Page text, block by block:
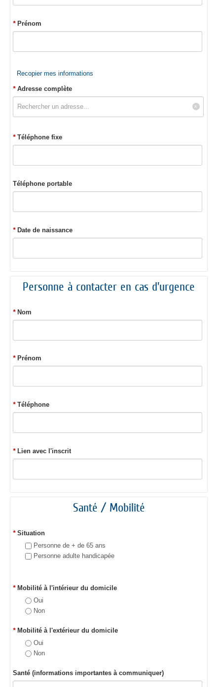
*Prénom
Recopier mes informations
*Adresse complète
*Téléphone fixe
Téléphone portable
*Date de naissance
Personne à contacter en cas d'urgence
*Nom
*Prénom
*Téléphone
*Lien avec l'inscrit
Santé / Mobilité
*Situation
Personne de + de 65 ans
Personne adulte handicapée
*Mobilité à l'intérieur du domicile
Oui
Non
*Mobilité à l'extérieur du domicile
Oui
Non
Santé (informations importantes à communiquer)